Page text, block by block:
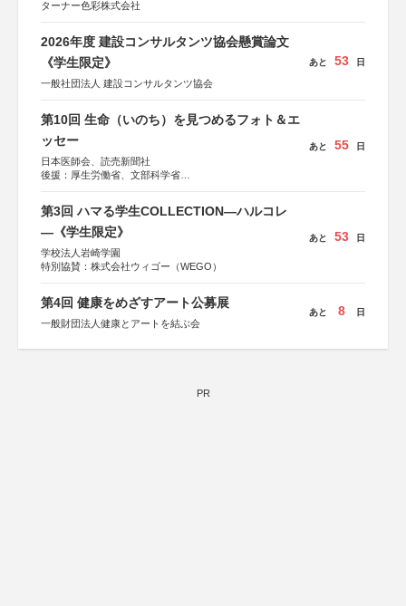
ターナー色彩株式会社
2026年度 建設コンサルタンツ協会懸賞論文
《学生限定》
一般社団法人 建設コンサルタンツ協会
あと 53 日
第10回 生命（いのち）を見つめるフォト＆エ
ッセー
日本医師会、読売新聞社
後援：厚生労働省、文部科学省
しん生命保険株式会社
あと 55 日
第3回 ハマる学生COLLECTION―ハルコレ
―《学生限定》
学校法人岩崎学園
特別協賛：株式会社ウィゴー（WEGO）
あと 53 日
第4回 健康をめざすアート公募展
一般財団法人健康とアートを結ぶ会
あと 8 日
PR